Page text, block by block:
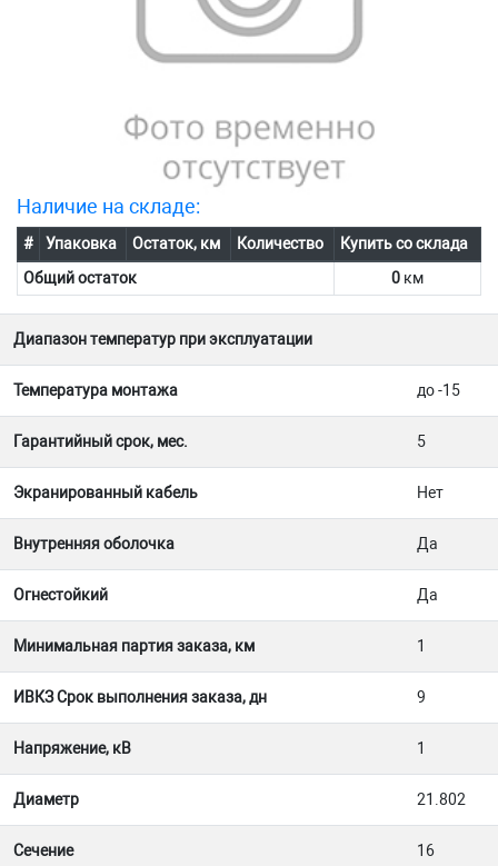
Наличие на складе:
# Упаковка Остаток, км Количество
Купить со склада
Общий остаток
0 км
Диапазон температур при эксплуатации
Температура монтажа до -15
Гарантийный срок, мес. 5
Экранированный кабель Нет
Внутренняя оболочка Да
Огнестойкий Да
Минимальная партия заказа, км 1
ИВКЗ Срок выполнения заказа, дн 9
Напряжение, кВ 1
Диаметр 21.802
Сечение 16